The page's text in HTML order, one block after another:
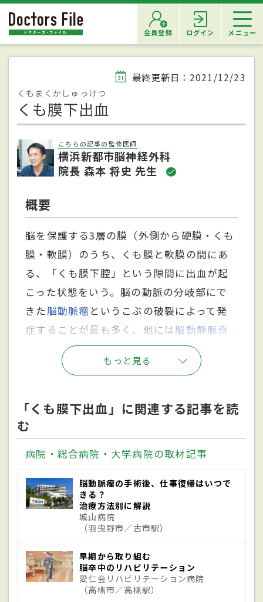
会員登録 ログイン メニュー
最終更新日：2021/12/23
くもまくかしゅっけつ
くも膜下出血
こちらの記事の監修医師
横浜新都市脳神経外科
院長 森本 将史 先生
概要
脳を保護する3層の膜（外側から硬膜・くも
膜・軟膜）のうち、くも膜と軟膜の間にあ
る、「くも膜下腔」という隙間に出血が起
こった状態をいう。脳の動脈の分岐部にで
きた 脳動脈瘤 というこぶの破裂によって発
症することが最も多く、他には脳動静脈奇
の破裂や頭部外傷などがきっかけとなる
場合がある。男性よりも比較的女性に多く
血圧の人や飲酒・喫煙の習慣がある人、父
母、祖父母などにくも膜下出血の経験者が
いる場合には発症の確率が高くなる。な
お、くも膜下出血、 脳出血、脳梗塞を合わ
せて脳卒中 と呼ぶ。
くも膜下出血の8割以上が「
裂」が原因とされている。これは脳の中の
動脈にこぶのようなものができ、それが裂
もっと見る
「くも膜下出血」に関連する記事を読
む
病院・総合病院・大学病院の取材記事
脳動脈瘤の手術後、仕事復帰はいつで
きる？
治療方法別に解説
城山病院
（羽曳野市／古市駅）
早期から取り組む
脳卒中のリハビリテーション
愛仁会リハビリテーション病院
（高槻市／高槻駅）